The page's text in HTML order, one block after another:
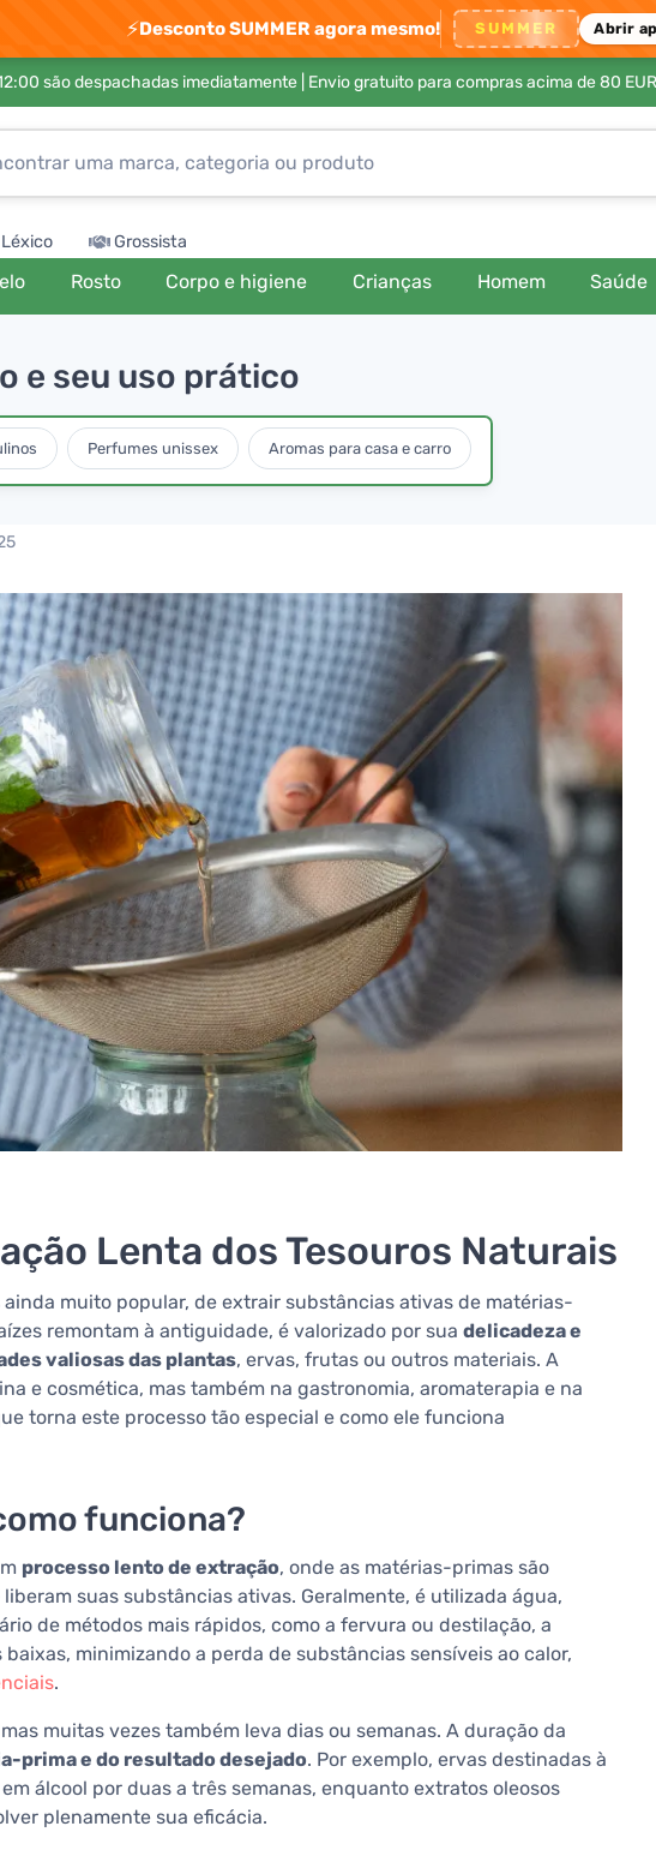
⚡Desconto SUMMER agora mesmo! SUMMER Abrir
são despachadas imediatamente | Envio gratuito para compras acima de 80 EUR
Léxico Grossista
Rosto Corpo e higiene Crianças Homem Saúde
e seu uso prático
Perfumes unissex Aromas para casa e carro
Lenta dos Tesouros Naturais
muito popular, de extrair substâncias ativas de matérias-
remontam à antiguidade, é valorizado por sua delicadeza e
valiosas das plantas, ervas, frutas ou outros materiais. A
e cosmética, mas também na gastronomia, aromaterapia e na
torna este processo tão especial e como ele funciona
funciona?
processo lento de extração, onde as matérias-primas são
suas substâncias ativas. Geralmente, é utilizada água,
de métodos mais rápidos, como a fervura ou destilação, a
minimizando a perda de substâncias sensíveis ao calor,
.
muitas vezes também leva dias ou semanas. A duração da
prima e do resultado desejado. Por exemplo, ervas destinadas à
álcool por duas a três semanas, enquanto extratos oleosos
plenamente sua eficácia.